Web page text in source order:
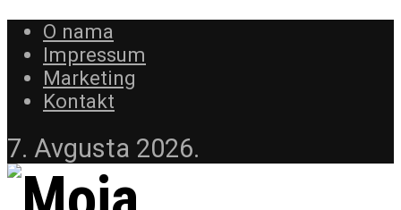
O nama
Impressum
Marketing
Kontakt
7. Avgusta 2026.